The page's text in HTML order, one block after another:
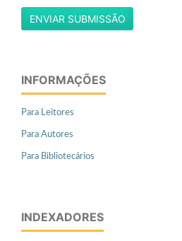
ENVIAR SUBMISSÃO
INFORMAÇÕES
Para Leitores
Para Autores
Para Bibliotecários
INDEXADORES